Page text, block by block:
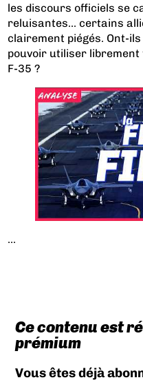
les discours officiels se
reluisantes... certains
clairement piégés. Ont-
pouvoir utiliser
F-35 ?
...
Ce contenu est
prémium
Vous êtes déjà